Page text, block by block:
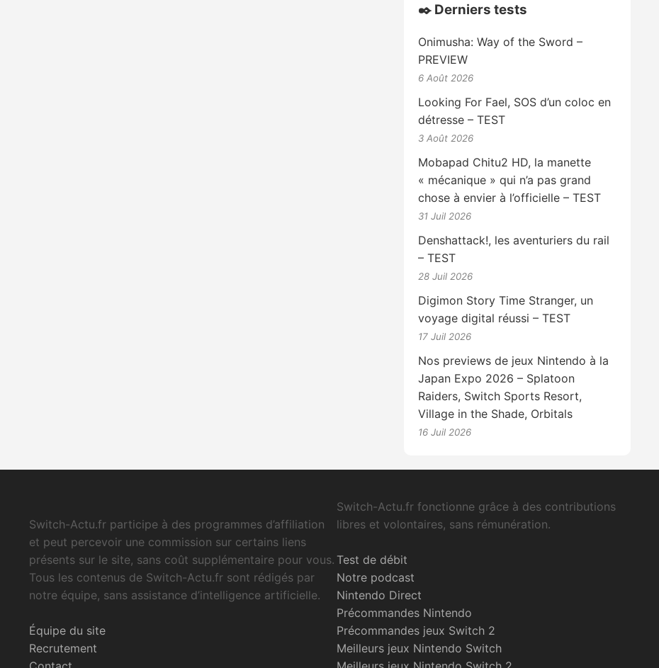
✒️ Derniers tests
Onimusha: Way of the Sword –
PREVIEW
6 Août 2026
Looking For Fael, SOS d’un coloc en
détresse – TEST
3 Août 2026
Mobapad Chitu2 HD, la manette
« mécanique » qui n’a pas grand
chose à envier à l’officielle – TEST
31 Juil 2026
Denshattack!, les aventuriers du rail
– TEST
28 Juil 2026
Digimon Story Time Stranger, un
voyage digital réussi – TEST
17 Juil 2026
Nos previews de jeux Nintendo à la
Japan Expo 2026 – Splatoon
Raiders, Switch Sports Resort,
Village in the Shade, Orbitals
16 Juil 2026
Switch-Actu.fr participe à des programmes d’affiliation
et peut percevoir une commission sur certains liens
présents sur le site, sans coût supplémentaire pour vous.
Tous les contenus de Switch-Actu.fr sont rédigés par
notre équipe, sans assistance d’intelligence artificielle.
Équipe du site
Recrutement
Switch-Actu.fr fonctionne grâce à des contributions
libres et volontaires, sans rémunération.
Test de débit
Notre podcast
Nintendo Direct
Précommandes Nintendo
Précommandes jeux Switch 2
Meilleurs jeux Nintendo Switch